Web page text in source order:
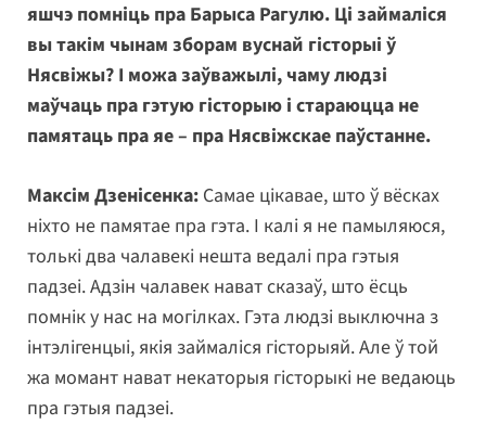
яшчэ помніць пра Барыса Рагулю. Ці займаліся
вы такім чынам зборам вуснай гісторыі ў
Нясвіжы? І можа заўважылі, чаму людзі
маўчаць пра гэтую гісторыю і стараюцца не
памятаць пра яе – пра Нясвіжскае паўстанне.
Максім Дзенісенка: Самае цікавае, што ў вёсках
ніхто не памятае пра гэта. І калі я не памыляюся,
толькі два чалавекі нешта ведалі пра гэтыя
падзеі. Адзін чалавек нават сказаў, што ёсць
помнік у нас на могілках. Гэта людзі выключна з
інтэлігенцыі, якія займаліся гісторыяй. Але ў той
жа момант нават некаторыя гісторыкі не ведаюць
пра гэтыя падзеі.